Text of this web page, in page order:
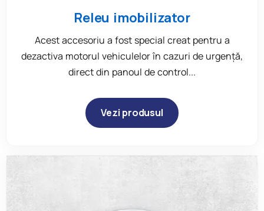
Releu imobilizator
Acest accesoriu a fost special creat pentru a
dezactiva motorul vehiculelor în cazuri de urgență,
direct din panoul de control...
Vezi produsul